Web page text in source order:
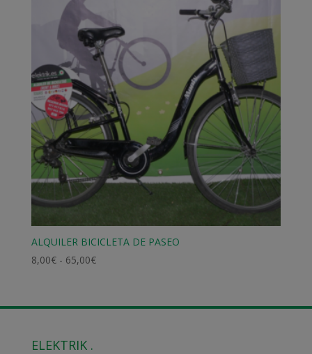
hasta
85,00€
ALQUILER BICICLETA DE PASEO
8,00€ - 65,00€Rango
desde
ELEKTRIK .